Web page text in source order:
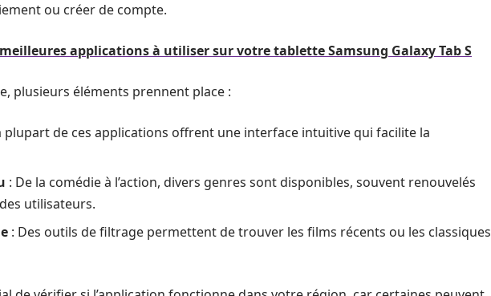
ou créer de compte.
applications à utiliser sur votre tablette Samsung Galaxy Tab S
plusieurs éléments prennent place :
plupart de ces applications offrent une interface intuitive qui facilite la
: De la comédie à l’action, divers genres sont disponibles, souvent renouvelés
utilisateurs.
: Des outils de filtrage permettent de trouver les films récents ou les classiques